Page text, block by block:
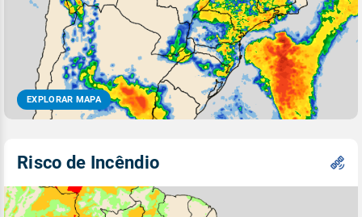
EXPLORAR MAPA
Risco de Incêndio